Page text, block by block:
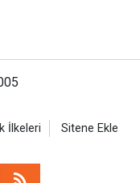
İlkeleri Sitene Ekle